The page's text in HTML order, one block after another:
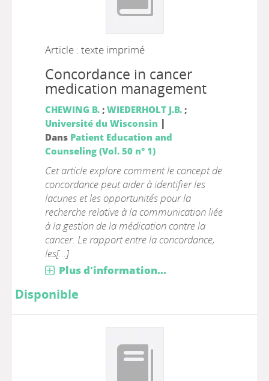
Article : texte imprimé
Concordance in cancer
medication management
CHEWING B.; WIEDERHOLT J.B.;
Université du Wisconsin |
Dans Patient Education and
Counseling (Vol. 50 n° 1)
Cet article explore comment le concept de
concordance peut aider à identifier les
lacunes et les opportunités pour la
recherche relative à la communication liée
à la gestion de la médication contre la
cancer. Le rapport entre la concordance,
les[...]
Plus d'information...
Disponible